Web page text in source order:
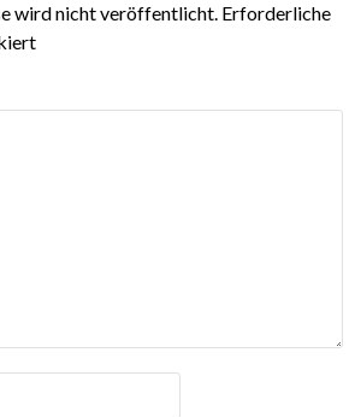
wird nicht veröffentlicht. Erforderliche